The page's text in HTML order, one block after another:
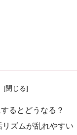
るとどうなる？
ズムが乱れやすい